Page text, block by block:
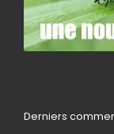
Derniers